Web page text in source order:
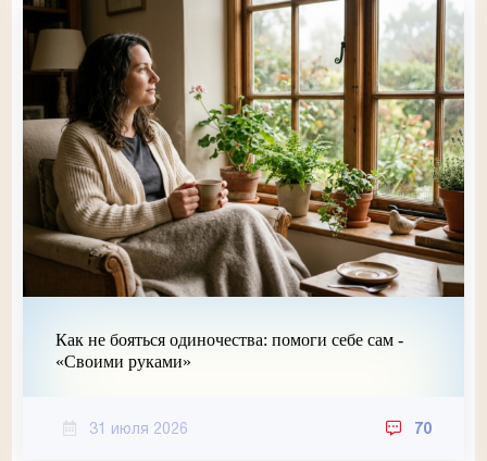
Как не бояться одиночества: помоги себе сам -
«Своими руками»
31 июля 2026 70